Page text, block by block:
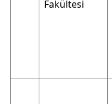
Fakültesi